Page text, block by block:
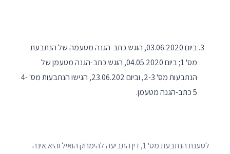
ביום 03.06.2020, הוגש כתב-הגנה מטעמה של הנתבעת
מס' 1; ביום 04.05.2020, הוגש כתב-הגנה מטעמן של
הנתבעות מס' 2-3, וביום 23.06.202, הגישו הנתבעות מס' 4-
5 כתב-הגנה מטעמן.
לטענת הנתבעת מס' 1, דין התביעה להימחק הואיל והיא אינה